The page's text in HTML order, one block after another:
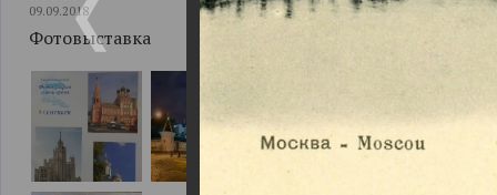
09.09.2018
Фотовыставка